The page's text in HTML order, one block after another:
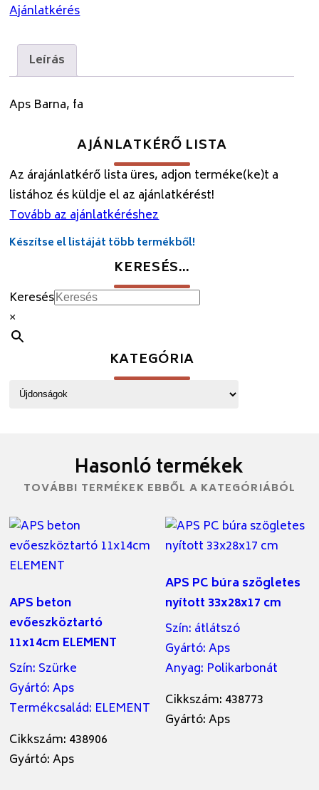
Ajánlatkérés
Leírás
Aps Barna, fa
AJÁNLATKÉRŐ LISTA
Az árajánlatkérő lista üres, adjon terméke(ke)t a
listához és küldje el az ajánlatkérést!
Tovább az ajánlatkéréshez
Készítse el listáját több termékből!
KERESÉS…
Keresés
×
KATEGÓRIA
Hasonló termékek
TOVÁBBI TERMÉKEK EBBŐL A KATEGÓRIÁBÓL
APS beton
evőeszköztartó
11x14cm ELEMENT
Szín: Szürke
Gyártó:Aps
Termékcsalád: ELEMENT
Cikkszám: 438906
Gyártó: Aps
APS PC búra szögletes
nyított 33x28x17 cm
Szín: átlátszó
Gyártó:Aps
Anyag: Polikarbonát
Cikkszám: 438773
Gyártó: Aps